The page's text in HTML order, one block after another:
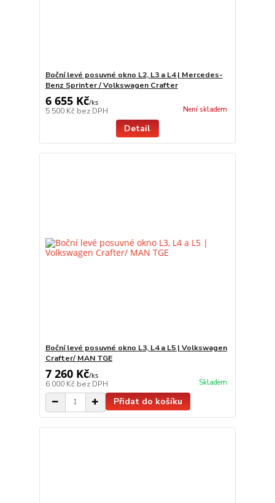
Boční levé posuvné okno L2, L3 a L4 | Mercedes-
Benz Sprinter / Volkswagen Crafter
6 655 Kč/ks
5 500 Kč bez DPH Není skladem
Detail
Boční levé posuvné okno L3, L4 a L5 | Volkswagen
Crafter/ MAN TGE
7 260 Kč/ks
6 000 Kč bez DPH Skladem
Přidat do košíku